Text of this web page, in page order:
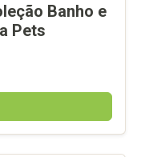
Banho e
Pets